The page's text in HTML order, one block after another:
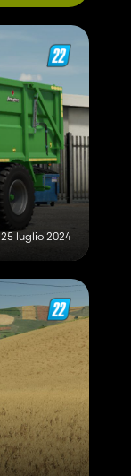
25 luglio 2024